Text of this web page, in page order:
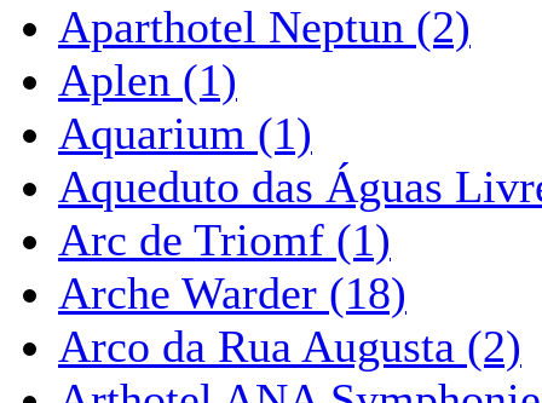
Aparthotel Neptun (2)
Aplen (1)
Aquarium (1)
Aqueduto das Águas
Arc de Triomf (1)
Arche Warder (18)
Arco da Rua Augusta (2)